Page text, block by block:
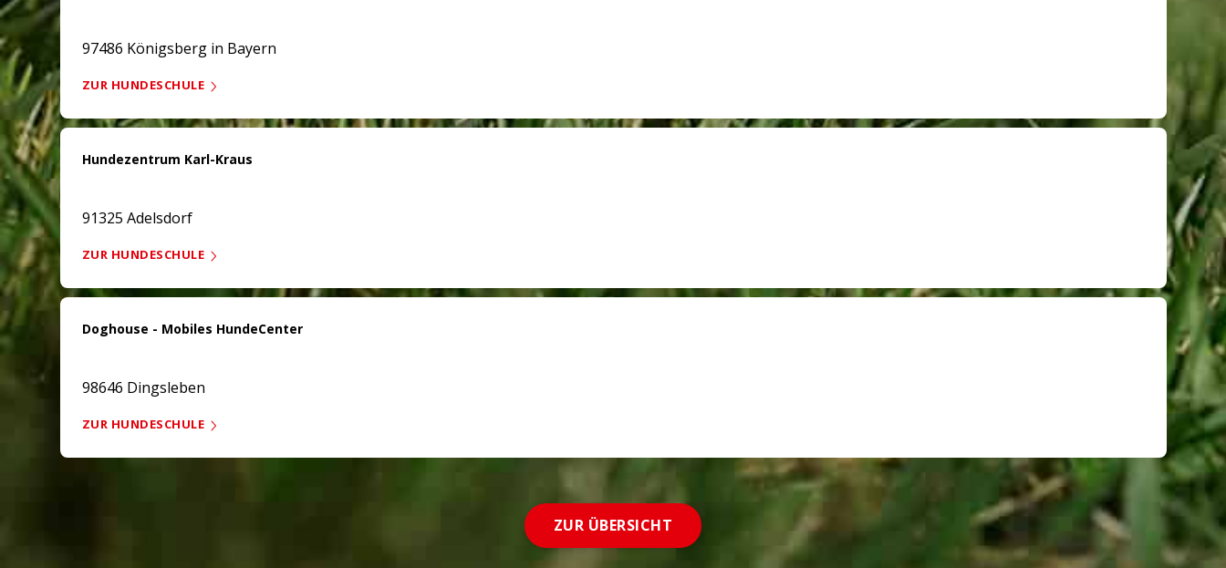
97486 Königsberg in Bayern
ZUR HUNDESCHULE
Hundezentrum Karl-Kraus
91325 Adelsdorf
ZUR HUNDESCHULE
Doghouse - Mobiles HundeCenter
98646 Dingsleben
ZUR HUNDESCHULE
ZUR ÜBERSICHT